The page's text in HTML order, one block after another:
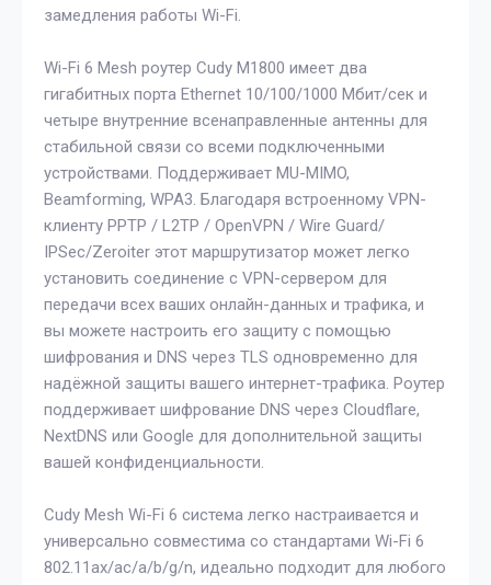
замедления работы Wi-Fi.
Wi-Fi 6 Mesh роутер Cudy M1800 имеет два
гигабитных порта Ethernet 10/100/1000 Мбит/сек и
четыре внутренние всенаправленные антенны для
стабильной связи со всеми подключенными
устройствами. Поддерживает MU-MIMO,
Beamforming, WPA3. Благодаря встроенному VPN-
клиенту PPTP / L2TP / OpenVPN / Wire Guard/
IPSec/Zeroiter этот маршрутизатор может легко
установить соединение с VPN-сервером для
передачи всех ваших онлайн-данных и трафика, и
вы можете настроить его защиту с помощью
шифрования и DNS через TLS одновременно для
надёжной защиты вашего интернет-трафика. Роутер
поддерживает шифрование DNS через Cloudflare,
NextDNS или Google для дополнительной защиты
вашей конфиденциальности.
Cudy Mesh Wi-Fi 6 система легко настраивается и
универсально совместима со стандартами Wi-Fi 6
802.11ax/ac/a/b/g/n, идеально подходит для любого